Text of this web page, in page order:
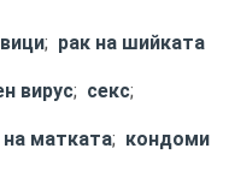
; рак на шийката
вирус; секс;
матката; кондоми